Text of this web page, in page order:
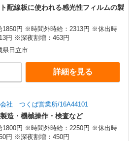
配線板に使われる感光性フィルムの製
1850円 ※時間外時給：2313円 ※休出時
円 ※深夜割増：463円
県日立市
詳細を見る
社 つくば営業所/16A44101
造・機械操作・検査など
1800円 ※時間外時給：2250円 ※休出時
円 ※深夜割増：450円